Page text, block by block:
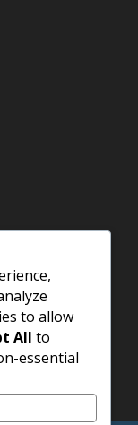
to allow
All to
essential